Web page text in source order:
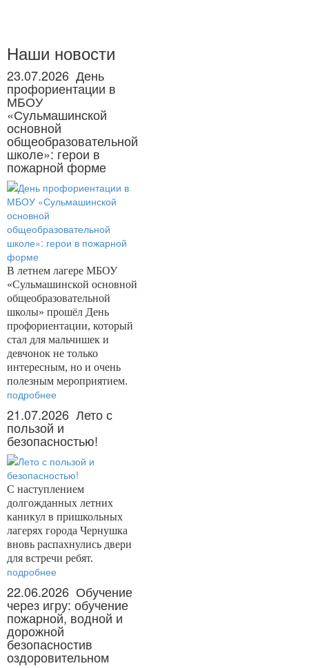
Наши новости
23.07.2026 День
профориентации в
МБОУ
«Сульмашинской
основной
общеобразовательной
школе»: герои в
пожарной форме
В летнем лагере МБОУ
«Сульмашинской основной
общеобразовательной
школы» прошёл День
профориентации, который
стал для мальчишек и
девчонок не только
интересным, но и очень
полезным мероприятием.
подробнее
21.07.2026 Лето с
пользой и
безопасностью!
С наступлением
долгожданных летних
каникул в пришкольных
лагерях города Чернушка
вновь распахнулись двери
для встречи ребят.
подробнее
22.06.2026 Обучение
через игру: обучение
пожарной, водной и
дорожной
безопасностив
оздоровительном